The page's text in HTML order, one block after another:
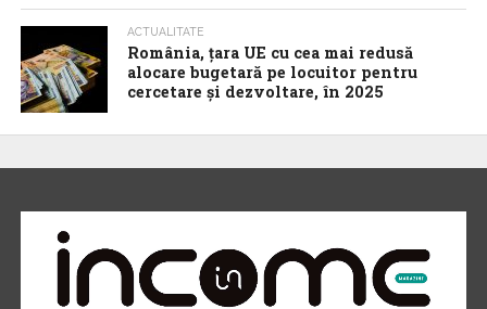
ACTUALITATE
România, țara UE cu cea mai redusă
alocare bugetară pe locuitor pentru
cercetare și dezvoltare, în 2025